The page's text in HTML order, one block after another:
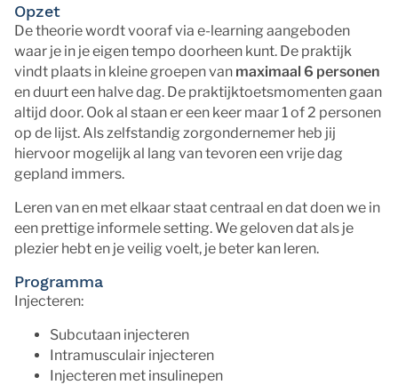
Opzet
De theorie wordt vooraf via e-learning aangeboden
waar je in je eigen tempo doorheen kunt. De praktijk
vindt plaats in kleine groepen van maximaal 6 personen
en duurt een halve dag. De praktijktoetsmomenten gaan
altijd door. Ook al staan er een keer maar 1 of 2 personen
op de lijst. Als zelfstandig zorgondernemer heb jij
hiervoor mogelijk al lang van tevoren een vrije dag
gepland immers.
Leren van en met elkaar staat centraal en dat doen we in
een prettige informele setting. We geloven dat als je
plezier hebt en je veilig voelt, je beter kan leren.
Programma
Injecteren:
Subcutaan injecteren
Intramusculair injecteren
Injecteren met insulinepen